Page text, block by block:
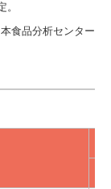
食品分析センター